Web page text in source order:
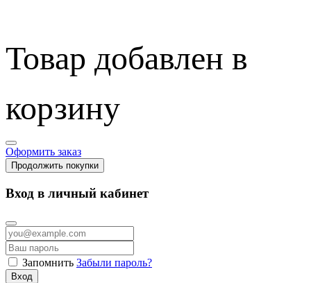
Товар добавлен в
корзину
Оформить заказ
Продолжить покупки
Вход в личный кабинет
Запомнить Забыли пароль?
Вход